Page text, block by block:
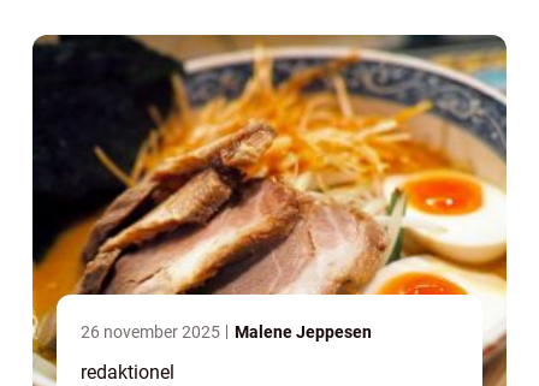
26 november 2025 Malene Jeppesen
redaktionel